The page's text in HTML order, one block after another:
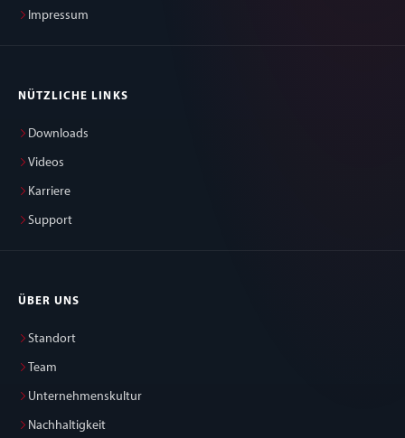
Impressum
NÜTZLICHE LINKS
Downloads
Videos
Karriere
Support
ÜBER UNS
Standort
Team
Unternehmenskultur
Nachhaltigkeit